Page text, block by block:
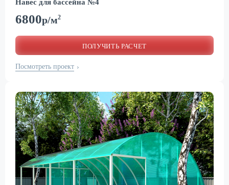
Навес для бассейна №4
6800р/м2
ПОЛУЧИТЬ РАСЧЕТ
Посмотреть проект ›